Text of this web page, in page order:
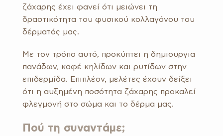
ζάχαρης έχει φανεί ότι μειώνει τη
δραστικότητα του φυσικού κολλαγόνου του
δέρματός μας.
Με τον τρόπο αυτό, προκύπτει η δημιουργια
πανάδων, καφέ κηλίδων και ρυτίδων στην
επιδερμίδα. Επιπλέον, μελέτες έχουν δείξει
ότι η αυξημένη ποσότητα ζάχαρης προκαλεί
φλεγμονή στο σώμα και το δέρμα μας.
Πού τη συναντάμε;